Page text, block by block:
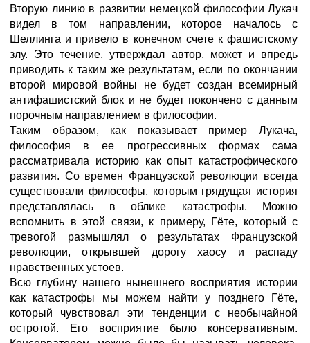
Вторую линию в развитии немецкой философии Лукач
видел в том направлении, которое началось с
Шеллинга и привело в конечном счете к фашистскому
злу. Это течение, утверждал автор, может и впредь
приводить к таким же результатам, если по окончании
второй мировой войны не будет создан всемирный
антифашистский блок и не будет покончено с данным
порочным направлением в философии.
Таким образом, как показывает пример Лукача,
философия в ее прогрессивных формах сама
рассматривала историю как опыт катастрофического
развития. Со времен Французской революции всегда
существовали философы, которым грядущая история
представлялась в облике катастрофы. Можно
вспомнить в этой связи, к примеру, Гёте, который с
тревогой размышлял о результатах Французской
революции, открывшей дорогу хаосу и распаду
нравственных устоев.
Всю глубину нашего нынешнего восприятия истории
как катастрофы мы можем найти у позднего Гёте,
который чувствовал эти тенденции с необычайной
остротой. Его восприятие было консервативным.